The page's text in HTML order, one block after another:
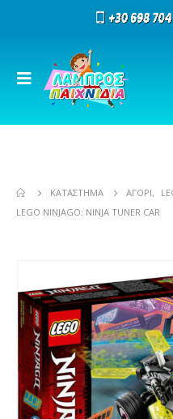
ΚΑΤΆΣΤΗΜΑ ΑΓΌΡΙ,
LEGO NINJAGO: NINJA TUNER CAR